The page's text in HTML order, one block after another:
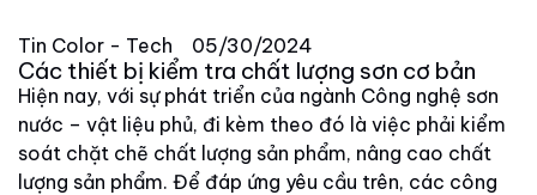
Tin Color - Tech 05/30/2024
Các thiết bị kiểm tra chất lượng sơn cơ bản
Hiện nay, với sự phát triển của ngành Công nghệ sơn
nước – vật liệu phủ, đi kèm theo đó là việc phải kiểm
soát chặt chẽ chất lượng sản phẩm, nâng cao chất
lượng sản phẩm. Để đáp ứng yêu cầu trên, các công